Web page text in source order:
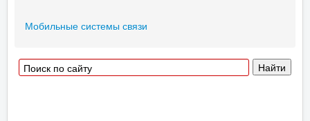
Мобильные системы связи